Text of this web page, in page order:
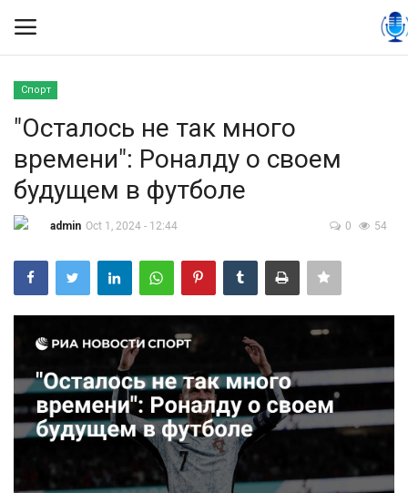
Контакты
Правила размещения
Экономика
Технологии
Спорт
Туризм
Недвижимость
Спорт
"Осталось не так много
времени": Роналду о своем
будущем в футболе
admin Oct 1, 2024 - 12:44 0 54